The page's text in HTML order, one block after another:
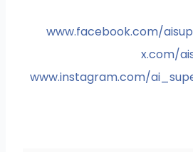
www.instagram.com/